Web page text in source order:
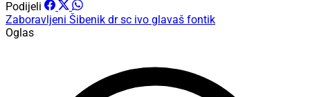
Podijeli
Zaboravljeni Šibenik dr sc ivo glavaš fontik
Oglas